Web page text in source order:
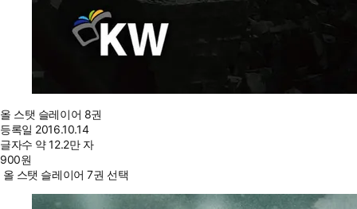
올 스탯 슬레이어 8권
등록일 2016.10.14
글자수 약 12.2만 자
900원
올 스탯 슬레이어 7권 선택